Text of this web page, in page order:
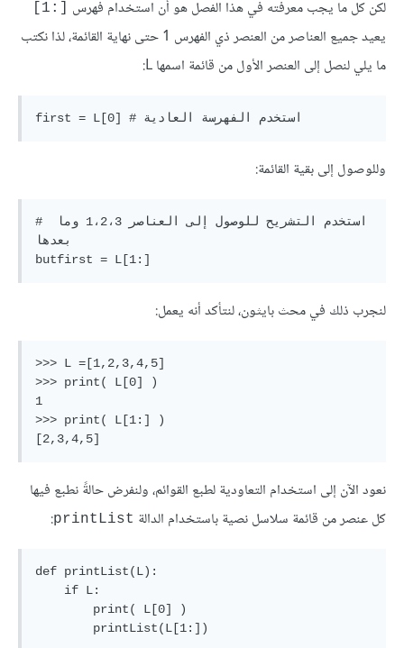
لكن كل ما يجب معرفته في هذا الفصل هو أن استخدام فهرس
يعيد جميع العناصر من العنصر ذي الفهرس 1 حتى نهاية القائمة، لذا نكتب
ما يلي لنصل إلى العنصر الأول من قائمة اسمها L:
وللوصول إلى بقية القائمة:
# استخدم التشريح للوصول إلى العناصر 1،2،3 وما
بعدها
لنجرب ذلك في محث بايثون، لنتأكد أنه يعمل:
>>> L =[1,2,3,4,5]
>>> print( L[0] )
1
>>> print( L[1:] )
نعود الآن إلى استخدام التعاودية لطبع القوائم، ولنفرض حالةً نطبع فيها
كل عنصر من قائمة سلاسل نصية باستخدام الدالة printList
:
def printList(L):